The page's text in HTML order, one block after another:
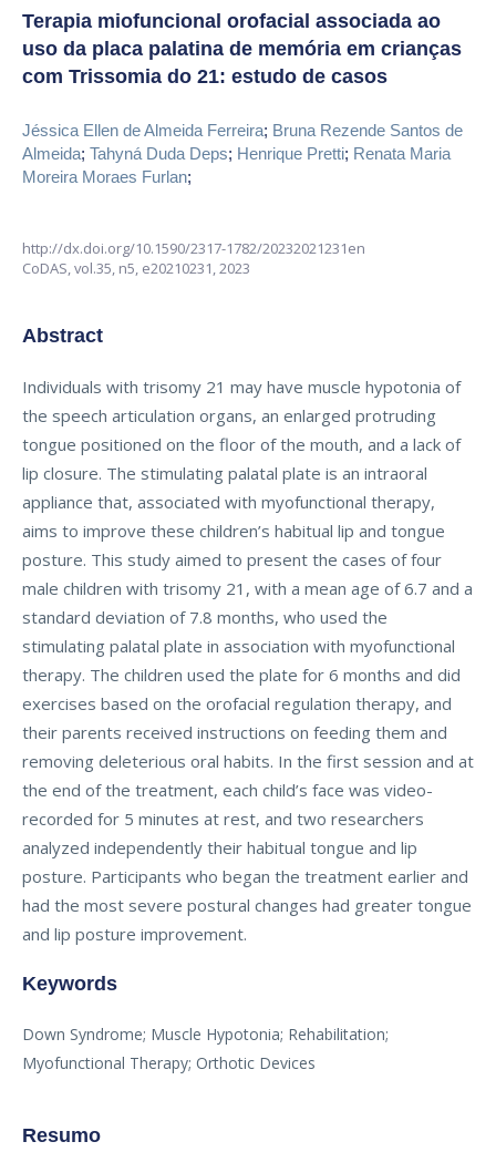
Terapia miofuncional orofacial associada ao
uso da placa palatina de memória em crianças
com Trissomia do 21: estudo de casos
Jéssica Ellen de Almeida Ferreira; Bruna Rezende Santos de
Almeida; Tahyná Duda Deps; Henrique Pretti; Renata Maria
Moreira Moraes Furlan;
http://dx.doi.org/10.1590/2317-1782/20232021231en
CoDAS,vol.35, n5, e20210231, 2023
Abstract
Individuals with trisomy 21 may have muscle hypotonia of
the speech articulation organs, an enlarged protruding
tongue positioned on the floor of the mouth, and a lack of
lip closure. The stimulating palatal plate is an intraoral
appliance that, associated with myofunctional therapy,
aims to improve these children’s habitual lip and tongue
posture. This study aimed to present the cases of four
male children with trisomy 21, with a mean age of 6.7 and a
standard deviation of 7.8 months, who used the
stimulating palatal plate in association with myofunctional
therapy. The children used the plate for 6 months and did
exercises based on the orofacial regulation therapy, and
their parents received instructions on feeding them and
removing deleterious oral habits. In the first session and at
the end of the treatment, each child’s face was video-
recorded for 5 minutes at rest, and two researchers
analyzed independently their habitual tongue and lip
posture. Participants who began the treatment earlier and
had the most severe postural changes had greater tongue
and lip posture improvement.
Keywords
Down Syndrome; Muscle Hypotonia; Rehabilitation;
Myofunctional Therapy; Orthotic Devices
Resumo